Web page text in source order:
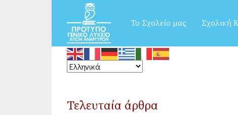
Το Σχολείο μας Σχολική
Τελευταία άρθρα